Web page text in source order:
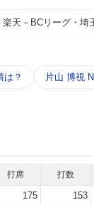
天－BCリーグ・埼
は？ 片山 博視
打席 打数
175 153